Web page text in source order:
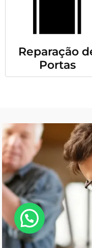
Reparação
Portas
💬